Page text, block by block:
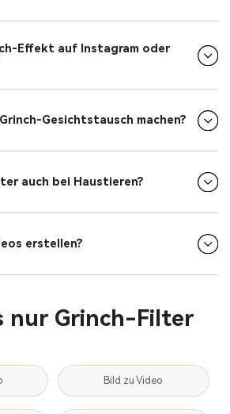
Effekt auf Instagram oder
Gesichtstausch machen?
auch bei Haustieren?
erstellen?
nur Grinch-Filter
Bild zu Video